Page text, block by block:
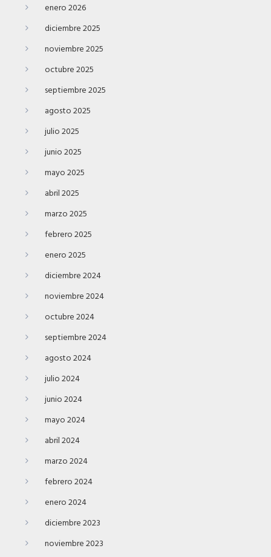
enero 2026
diciembre 2025
noviembre 2025
octubre 2025
septiembre 2025
agosto 2025
julio 2025
junio 2025
mayo 2025
abril 2025
marzo 2025
febrero 2025
enero 2025
diciembre 2024
noviembre 2024
octubre 2024
septiembre 2024
agosto 2024
julio 2024
junio 2024
mayo 2024
abril 2024
marzo 2024
febrero 2024
enero 2024
diciembre 2023
noviembre 2023